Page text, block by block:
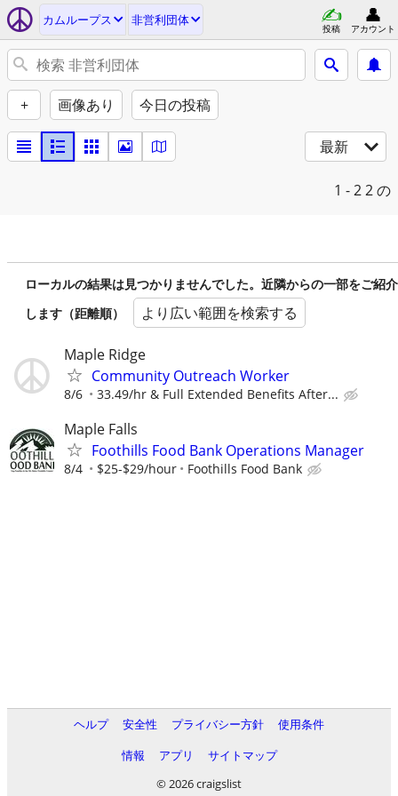
カムループス 非営利団体
投稿 アカウント
+ 画像あり 今日の投稿
最新
1 - 22 の
ローカルの結果は見つかりませんでした。近隣からの一部をご紹介
します（距離順）
より広い範囲を検索する
Maple Ridge
Community Outreach Worker
8/6 33.49/hr & Full Extended Benefits After...
Maple Falls
Foothills Food Bank Operations Manager
8/4 $25-$29/hour Foothills Food Bank
ヘルプ 安全性 プライバシー方針
使用条件
情報
アプリ
サイトマップ
© 2026 craigslist